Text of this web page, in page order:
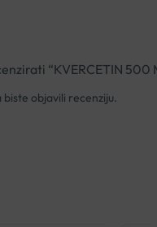
“KVERCETIN 500
biste objavili recenziju.